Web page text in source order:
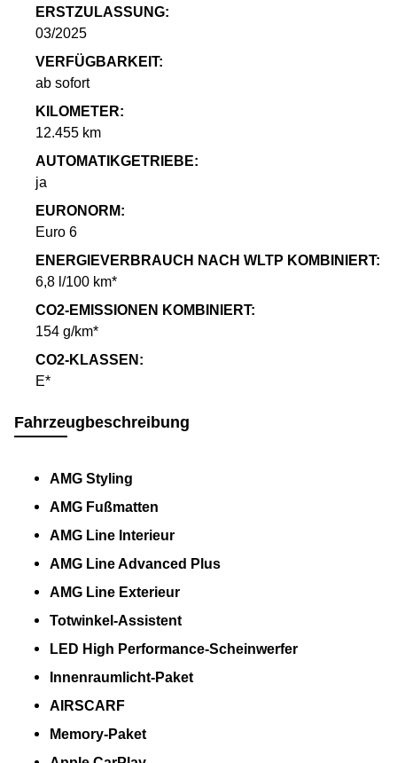
ERSTZULASSUNG:
03/2025
VERFÜGBARKEIT:
ab sofort
KILOMETER:
12.455 km
AUTOMATIKGETRIEBE:
ja
EURONORM:
Euro 6
ENERGIEVERBRAUCH NACH WLTP KOMBINIERT:
6,8 l/100 km*
CO2-EMISSIONEN KOMBINIERT:
154 g/km*
CO2-KLASSEN:
E*
Fahrzeugbeschreibung
AMG Styling
AMG Fußmatten
AMG Line Interieur
AMG Line Advanced Plus
AMG Line Exterieur
Totwinkel-Assistent
LED High Performance-Scheinwerfer
Innenraumlicht-Paket
AIRSCARF
Memory-Paket